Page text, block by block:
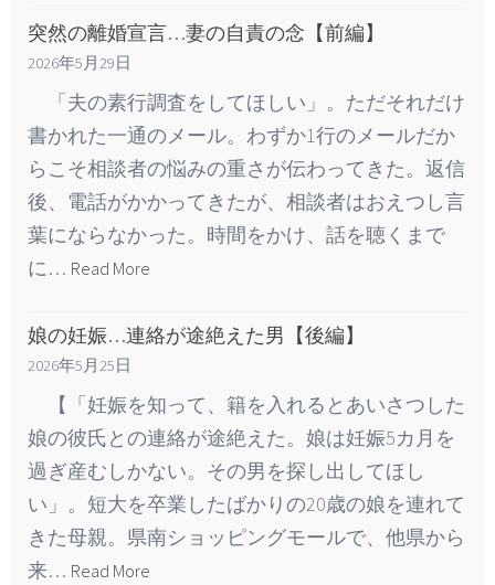
突然の離婚宣言…妻の自責の念【前編】
2026年5月29日
「夫の素行調査をしてほしい」。ただそれだけ
書かれた一通のメール。わずか1行のメールだか
らこそ相談者の悩みの重さが伝わってきた。返信
後、電話がかかってきたが、相談者はおえつし言
葉にならなかった。時間をかけ、話を聴くまで
に… Read More
娘の妊娠…連絡が途絶えた男【後編】
2026年5月25日
【「妊娠を知って、籍を入れるとあいさつした
娘の彼氏との連絡が途絶えた。娘は妊娠5カ月を
過ぎ産むしかない。その男を探し出してほし
い」。短大を卒業したばかりの20歳の娘を連れて
きた母親。県南ショッピングモールで、他県から
来… Read More